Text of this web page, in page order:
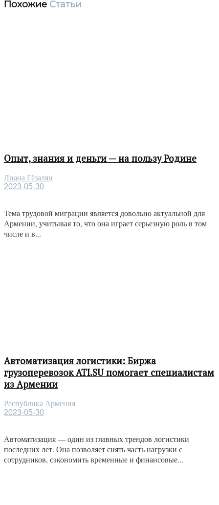
Похожие Статьи
Опыт, знания и деньги — на пользу Родине
Лиана Гёзалян
2023-05-30
Тема трудовой миграции является довольно актуальной для
Армении, учитывая то, что она играет серьезную роль в том
числе и в...
Автоматизация логистики: Биржа
грузоперевозок ATI.SU помогает специалистам
из Армении
Республика Армения
2023-05-30
Автоматизация — один из главных трендов логистики
последних лет. Она позволяет снять часть нагрузки с
сотрудников, сэкономить временные и финансовые...